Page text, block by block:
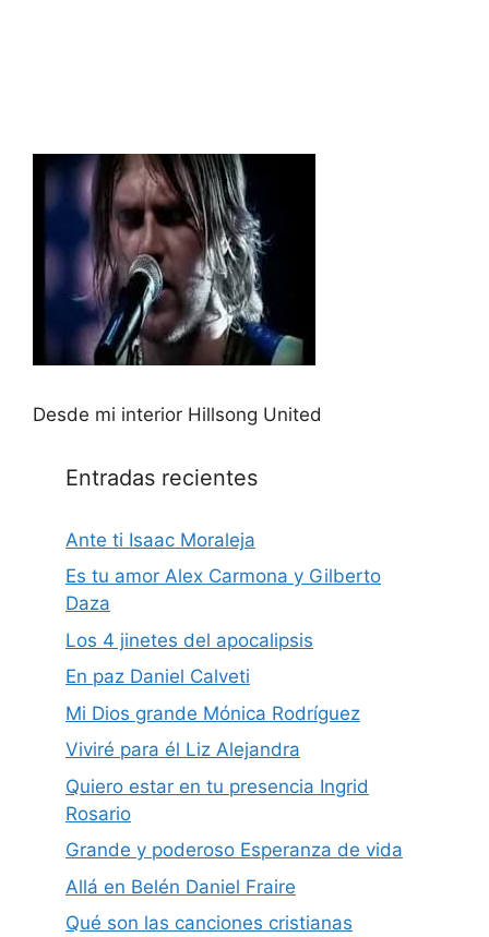
Desde mi interior Hillsong United
Entradas recientes
Ante ti Isaac Moraleja
Es tu amor Alex Carmona y Gilberto
Daza
Los 4 jinetes del apocalipsis
En paz Daniel Calveti
Mi Dios grande Mónica Rodríguez
Viviré para él Liz Alejandra
Quiero estar en tu presencia Ingrid
Rosario
Grande y poderoso Esperanza de vida
Allá en Belén Daniel Fraire
Qué son las canciones cristianas